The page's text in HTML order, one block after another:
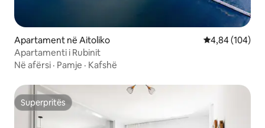
Apartament në Aitoliko Vlerësimi
4,84 (104)
Apartamenti i Rubinit
Në afërsi · Pamje · Kafshë
Superpritës
Superpritës